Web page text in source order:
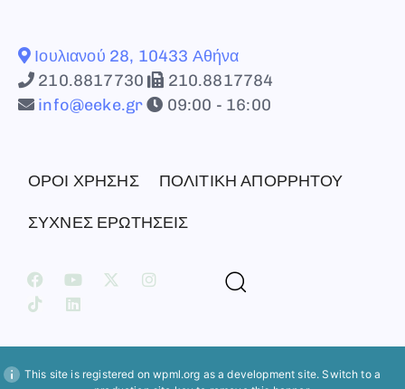
Ιουλιανού 28, 10433 Αθήνα
210.8817730
210.8817784
info@eeke.gr
09:00 - 16:00
ΟΡΟΙ ΧΡΗΣΗΣ ΠΟΛΙΤΙΚΗ ΑΠΟΡΡΗΤΟΥ
ΣΥΧΝΕΣ ΕΡΩΤΗΣΕΙΣ
This site is registered onwpml.org as a development site. Switch to a